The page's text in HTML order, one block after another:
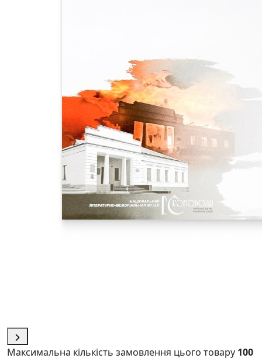
Максимальна кількість замовлення цього товару 100